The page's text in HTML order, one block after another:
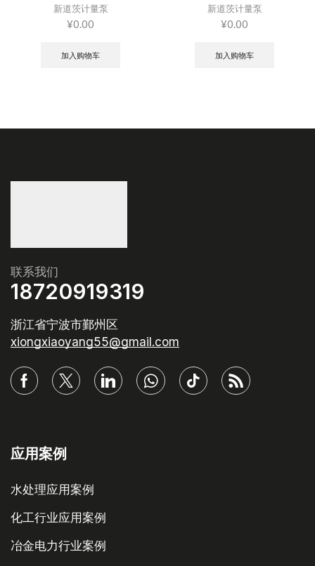
新道茨计量泵
¥0.00
加入购物车
新道茨计量泵
¥0.00
加入购物车
联系我们
18720919319
浙江省宁波市鄞州区
xiongxiaoyang55@gmail.com
应用案例
水处理应用案例
化工行业应用案例
冶金电力行业案例